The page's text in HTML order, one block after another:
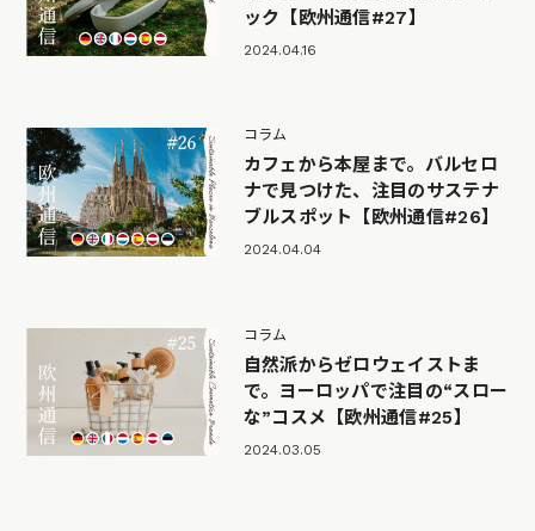
ック【欧州通信#27】
2024.04.16
コラム
カフェから本屋まで。バルセロ
ナで見つけた、注目のサステナ
ブルスポット【欧州通信#26】
2024.04.04
コラム
自然派からゼロウェイストま
で。ヨーロッパで注目の“スロー
な”コスメ【欧州通信#25】
2024.03.05